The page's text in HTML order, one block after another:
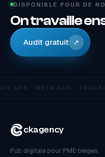
DISPONIBLE POUR DE
On travaille
Audit gratuit ↗
ADS · META ADS ·
ckagency
Pub digitale pour PME belges.